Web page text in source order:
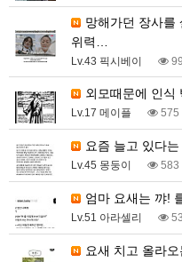
위력…
Lv.43 픽시베이
외모때문에 인식
Lv.17 메이플 575
요즘 늘고 있다
Lv.45 몽둥이 583
엄마 요새는 꺄!
Lv.51 아라셀리
요새 치고 올라